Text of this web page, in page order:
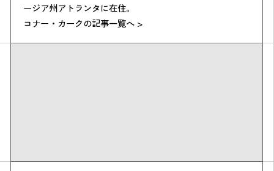
ージア州アトランタに在住。
コナー・カークの記事一覧へ >